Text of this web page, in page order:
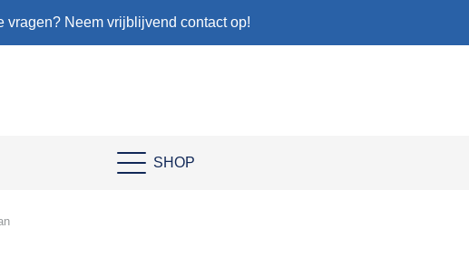
vragen? Neem vrijblijvend contact op!
SHOP